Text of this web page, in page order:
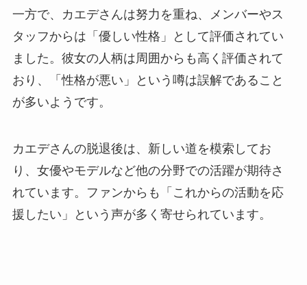
一方で、カエデさんは努力を重ね、メンバーやス
タッフからは「優しい性格」として評価されてい
ました。彼女の人柄は周囲からも高く評価されて
おり、「性格が悪い」という噂は誤解であること
が多いようです。
カエデさんの脱退後は、新しい道を模索してお
り、女優やモデルなど他の分野での活躍が期待さ
れています。ファンからも「これからの活動を応
援したい」という声が多く寄せられています​。